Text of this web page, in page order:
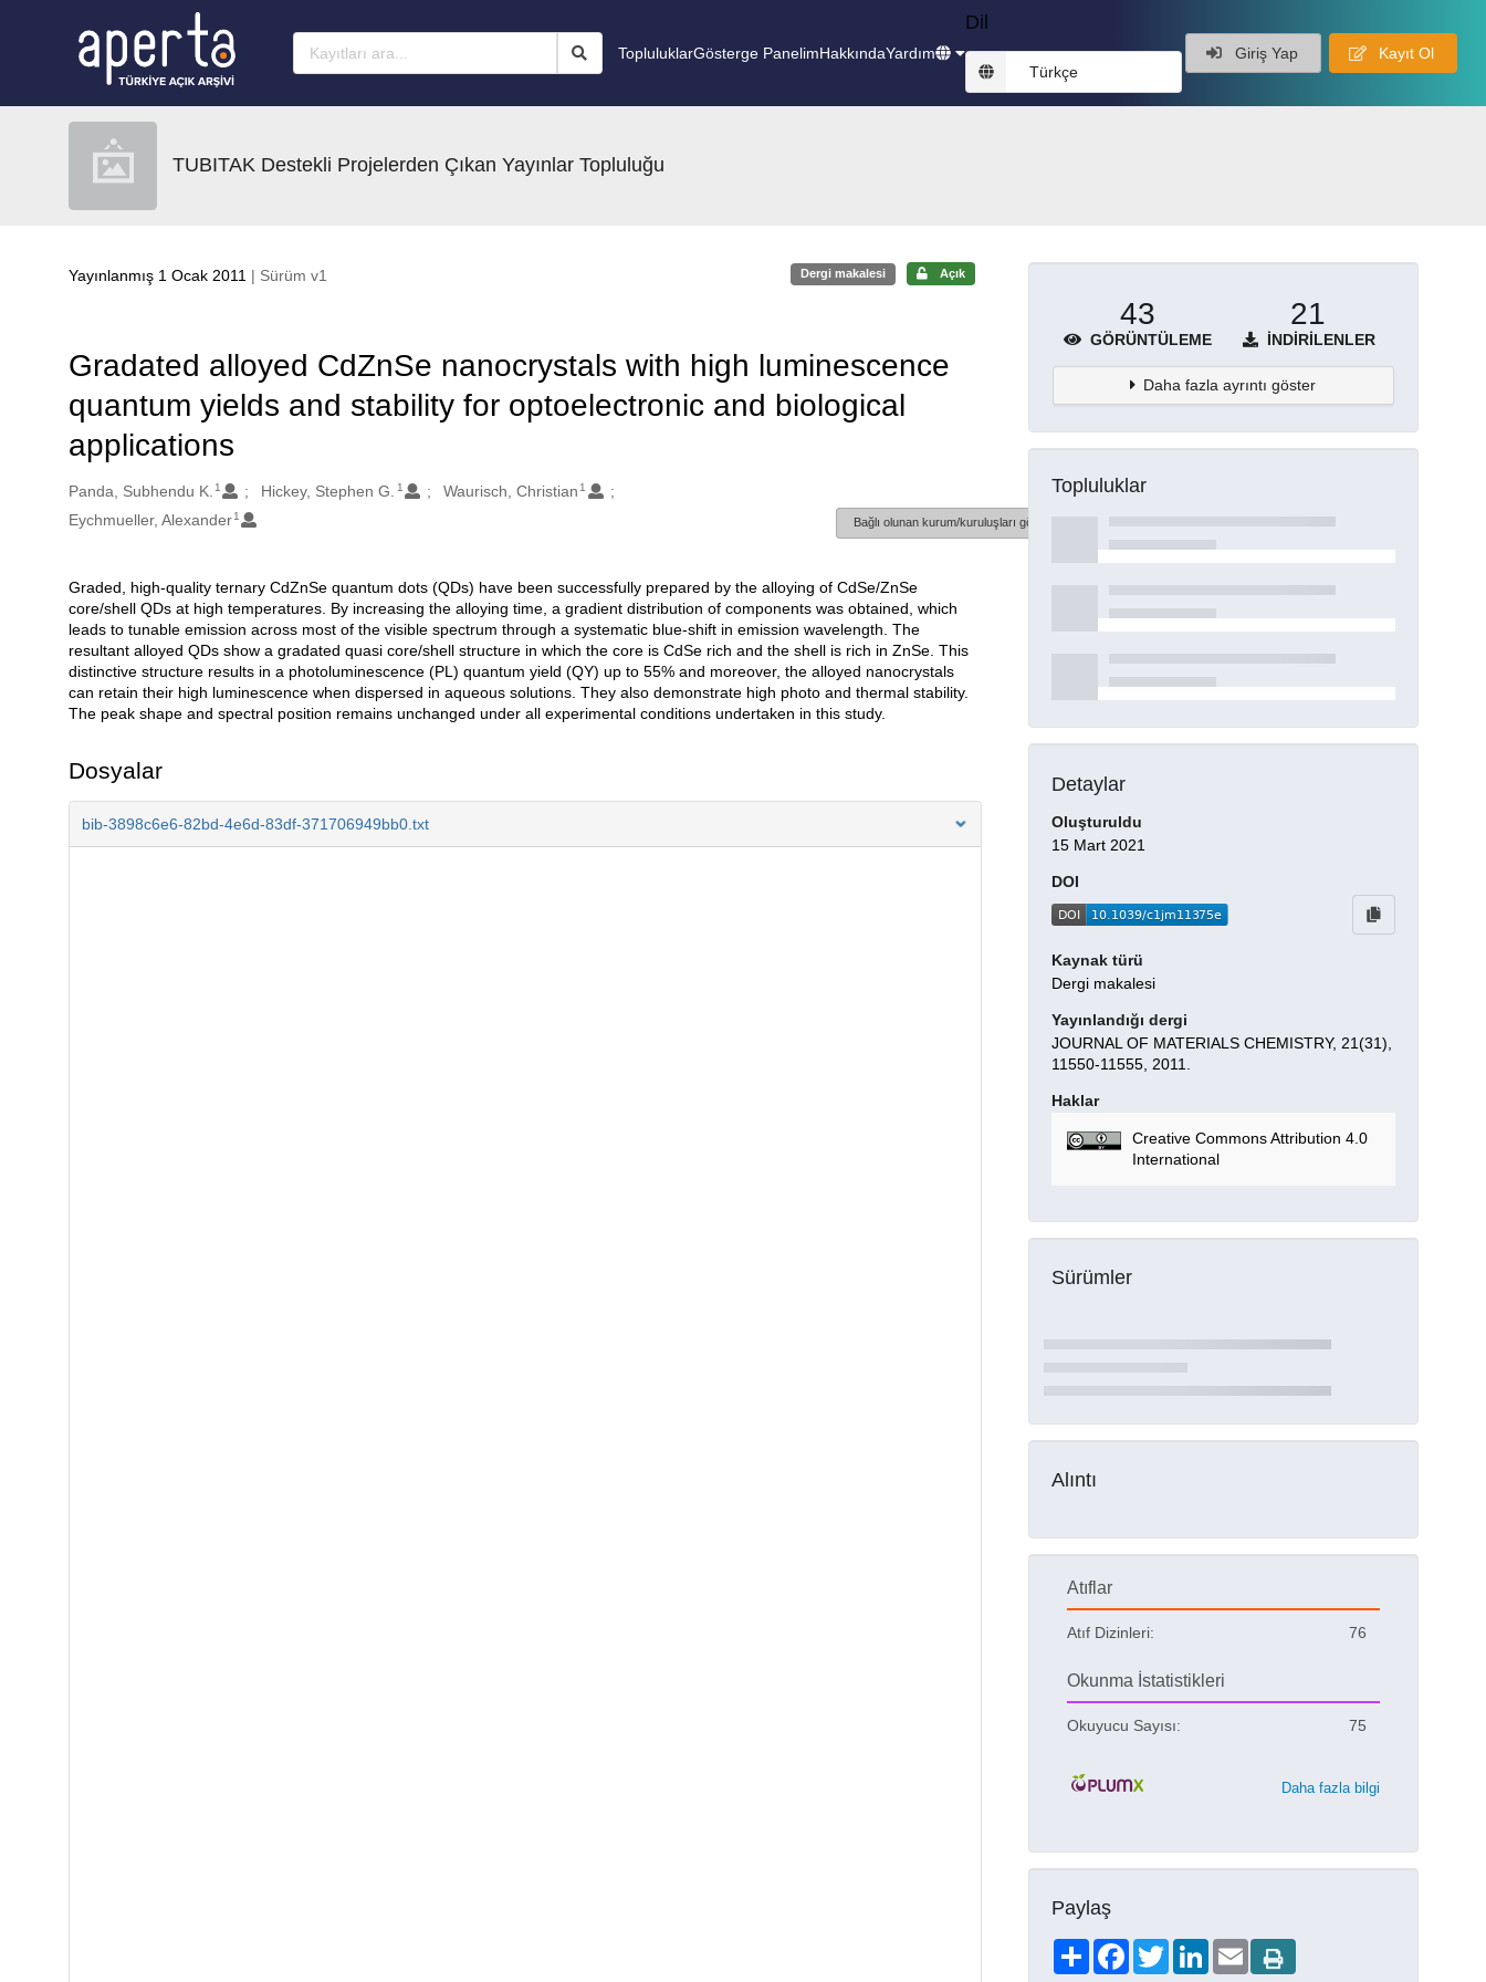
TopluluklarGösterge PanelimHakkındaYardım
Dil
Türkçe
Giriş Yap Kayıt Ol
TUBITAK Destekli Projelerden Çıkan Yayınlar Topluluğu
Yayınlanmış 1 Ocak 2011 | Sürüm v1 Dergi makalesi Açık
Gradated alloyed CdZnSe nanocrystals with high luminescence
quantum yields and stability for optoelectronic and biological
applications
Oluşturanlar
Panda, Subhendu K. 1 Hickey, Stephen G. 1 Waurisch, Christian 1
Eychmueller, Alexander 1 Bağlı olunan kurum/kuruluşları göster
Açıklama
Graded, high-quality ternary CdZnSe quantum dots (QDs) have been successfully prepared by the alloying of CdSe/ZnSe
core/shell QDs at high temperatures. By increasing the alloying time, a gradient distribution of components was obtained, which
leads to tunable emission across most of the visible spectrum through a systematic blue-shift in emission wavelength. The
resultant alloyed QDs show a gradated quasi core/shell structure in which the core is CdSe rich and the shell is rich in ZnSe. This
distinctive structure results in a photoluminescence (PL) quantum yield (QY) up to 55% and moreover, the alloyed nanocrystals
can retain their high luminescence when dispersed in aqueous solutions. They also demonstrate high photo and thermal stability.
The peak shape and spectral position remains unchanged under all experimental conditions undertaken in this study.
Dosyalar
bib-3898c6e6-82bd-4e6d-83df-371706949bb0.txt
43
GÖRÜNTÜLEME
21
İNDIRILENLER
Daha fazla ayrıntı göster
Topluluklar
Detaylar
Oluşturuldu
15 Mart 2021
DOI
Kaynak türü
Dergi makalesi
Yayınlandığı dergi
JOURNAL OF MATERIALS CHEMISTRY, 21(31),
11550-11555, 2011.
Haklar
Creative Commons Attribution 4.0
International
Sürümler
Alıntı
Atıflar
Atıf Dizinleri: 76
Okunma İstatistikleri
Okuyucu Sayısı: 75
Daha fazla bilgi
Paylaş
ShareFacebookTwitterLinkedIn
Email